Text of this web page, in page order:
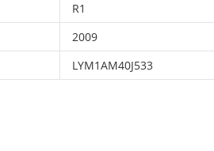
R1
2009
LYM1AM40J533